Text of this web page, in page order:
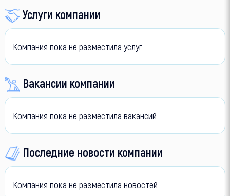
Услуги компании
Компания пока не разместила услуг
Вакансии компании
Компания пока не разместила вакансий
Последние новости компании
Компания пока не разместила новостей